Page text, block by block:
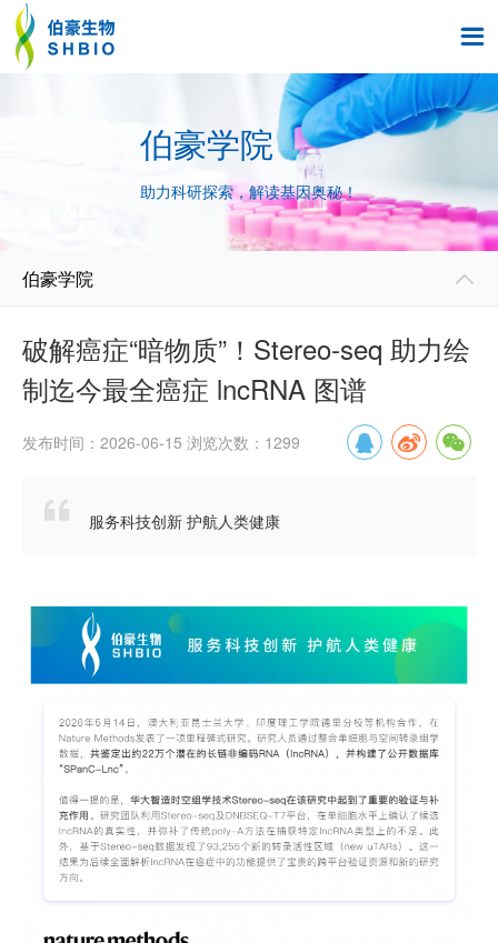

伯豪学院
助力科研探索，解读基因奥秘！
伯豪学院 
破解癌症“暗物质”！Stereo-seq 助力绘
制迄今最全癌症 lncRNA 图谱
发布时间：2026-06-15 浏览次数：1299
 服务科技创新 护航人类健康